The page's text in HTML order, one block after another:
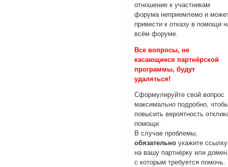
отношение к участникам
форума неприемлемо и
привести к отказу в помощи
всём форуме.
Все вопросы, не
касающиеся партнёрской
программы, будут
удаляться!
Сформулируйте свой вопрос
максимально подробно,
повысить вероятность
помощи.
В случае проблемы,
обязательно укажите ссылку
на вашу партнёрку или
с которым требуется помочь.